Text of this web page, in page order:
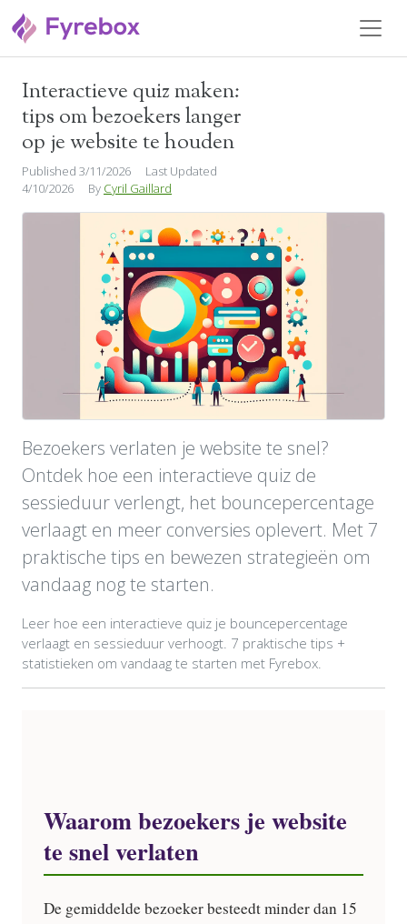
Interactieve quiz maken:
tips om bezoekers langer
op je website te houden
Published 3/11/2026
Last Updated
4/10/2026
By Cyril Gaillard
Bezoekers verlaten je website te snel?
Ontdek hoe een interactieve quiz de
sessieduur verlengt, het bouncepercentage
verlaagt en meer conversies oplevert. Met 7
praktische tips en bewezen strategieën om
vandaag nog te starten.
Leer hoe een interactieve quiz je bouncepercentage
verlaagt en sessieduur verhoogt. 7 praktische tips +
statistieken om vandaag te starten met Fyrebox.
Waarom bezoekers je website
te snel verlaten
De gemiddelde bezoeker besteedt minder dan 15